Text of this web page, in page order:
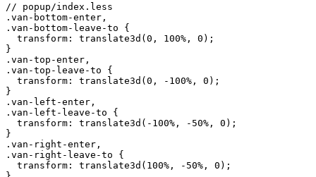
// popup/index.less
.van-bottom-enter,
.van-bottom-leave-to {
  transform: translate3d(0, 100%, 0);
}
.van-top-enter,
.van-top-leave-to {
  transform: translate3d(0, -100%, 0);
}
.van-left-enter,
.van-left-leave-to {
  transform: translate3d(-100%, -50%, 0);
}
.van-right-enter,
.van-right-leave-to {
  transform: translate3d(100%, -50%, 0);